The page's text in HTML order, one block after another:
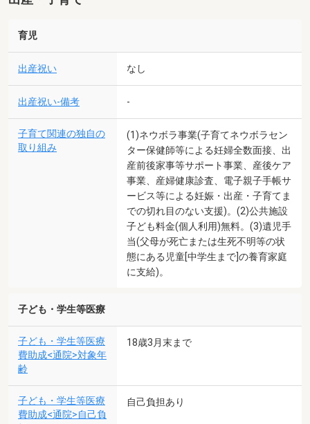
育児
出産祝い なし
出産祝い-備考 -
子育て関連の独自の
取り組み
(1)ネウボラ事業(子育てネウボラセン
ター保健師等による妊婦全数面接、出
産前後家事等サポート事業、産後ケア
事業、産婦健康診査、電子親子手帳サ
ービス等による妊娠・出産・子育てま
での切れ目のない支援)。(2)公共施設
子ども料金(個人利用)無料。(3)遺児手
当(父母が死亡または生死不明等の状
態にある児童[中学生まで]の養育家庭
に支給)。
子ども・学生等医療
子ども・学生等医療
費助成<通院>対象年
齢
18歳3月末まで
子ども・学生等医療
費助成<通院>自己負
自己負担あり